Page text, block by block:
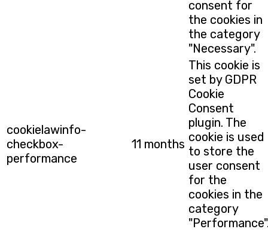
consent for
the cookies in
the category
"Necessary".
cookielawinfo-
checkbox-
performance
11 months
This cookie is
set by GDPR
Cookie
Consent
plugin. The
cookie is used
to store the
user consent
for the
cookies in the
category